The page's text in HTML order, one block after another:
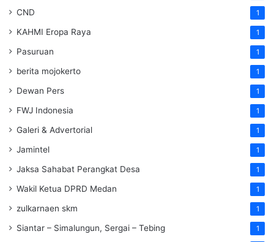
CND 1
KAHMI Eropa Raya 1
Pasuruan 1
berita mojokerto 1
Dewan Pers 1
FWJ Indonesia 1
Galeri & Advertorial 1
Jamintel 1
Jaksa Sahabat Perangkat Desa 1
Wakil Ketua DPRD Medan 1
zulkarnaen skm 1
Siantar – Simalungun, Sergai – Tebing 1